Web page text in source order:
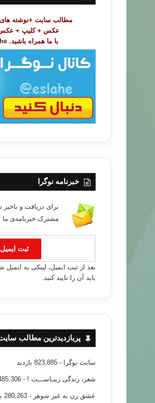
۹۳/۰۹/۱۳
ض
مطالب سایت +نوشته های
عکس + کلیپ + عکس
با ما همراه باشید.
خبرنامه نوگرا
برای دریافت و
مشترک خبرنامه‌ی ما
بعد از ثبت ایمیل، لینکی به
باید آن را تایید کنید.
پربازدیدترین مطالب
سایت نوگرا - 823,885 بازدید
شعر، زندگی زیبـاســـت ! - 485,306 بازدید
عشق زن به غیر شوهر - 280,263 بازدید